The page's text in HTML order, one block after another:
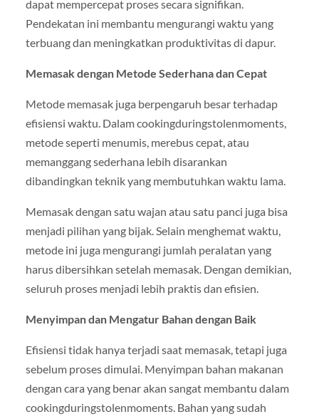
dapat mempercepat proses secara signifikan.
Pendekatan ini membantu mengurangi waktu yang
terbuang dan meningkatkan produktivitas di dapur.
Memasak dengan Metode Sederhana dan Cepat
Metode memasak juga berpengaruh besar terhadap
efisiensi waktu. Dalam cookingduringstolenmoments,
metode seperti menumis, merebus cepat, atau
memanggang sederhana lebih disarankan
dibandingkan teknik yang membutuhkan waktu lama.
Memasak dengan satu wajan atau satu panci juga bisa
menjadi pilihan yang bijak. Selain menghemat waktu,
metode ini juga mengurangi jumlah peralatan yang
harus dibersihkan setelah memasak. Dengan demikian,
seluruh proses menjadi lebih praktis dan efisien.
Menyimpan dan Mengatur Bahan dengan Baik
Efisiensi tidak hanya terjadi saat memasak, tetapi juga
sebelum proses dimulai. Menyimpan bahan makanan
dengan cara yang benar akan sangat membantu dalam
cookingduringstolenmoments. Bahan yang sudah